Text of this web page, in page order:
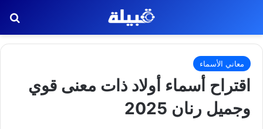
معاني الأسماء
اقتراح أسماء أولاد ذات معنى قوي
وجميل رنان 2025